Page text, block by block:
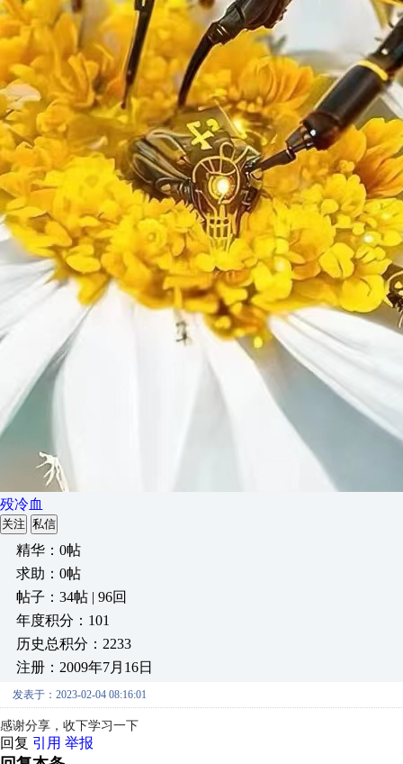
殁冷血
关注 私信
精华：0帖
求助：0帖
帖子：34帖 | 96回
年度积分：101
历史总积分：2233
注册：2009年7月16日
发表于：2023-02-04 08:16:01
感谢分享，收下学习一下
回复 引用 举报